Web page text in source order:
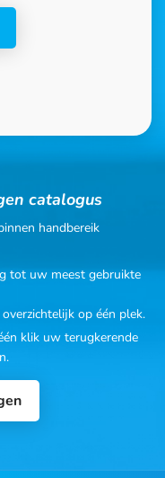
catalogus
handbereik
tot uw meest gebruikte
op één plek.
klik uw terugkerende